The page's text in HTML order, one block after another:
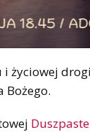
życiowej
Bożego.